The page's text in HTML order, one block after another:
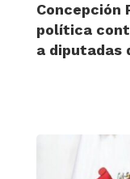
Concepción
política
a diputadas